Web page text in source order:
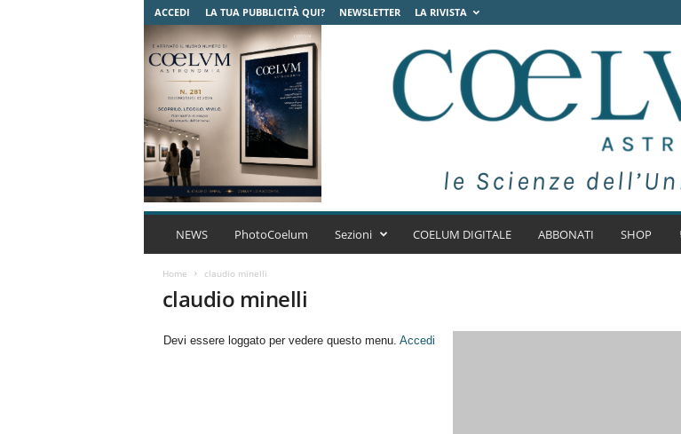
ACCEDI LA TUA PUBBLICITÀ QUI? NEWSLETTER LA RIVISTA
C
s
NEWS PhotoCoelum Sezioni COELUM DIGITALE ABBONATI SHOP
Home claudio minelli
claudio minelli
Devi essere loggato per vedere questo menu. Accedi